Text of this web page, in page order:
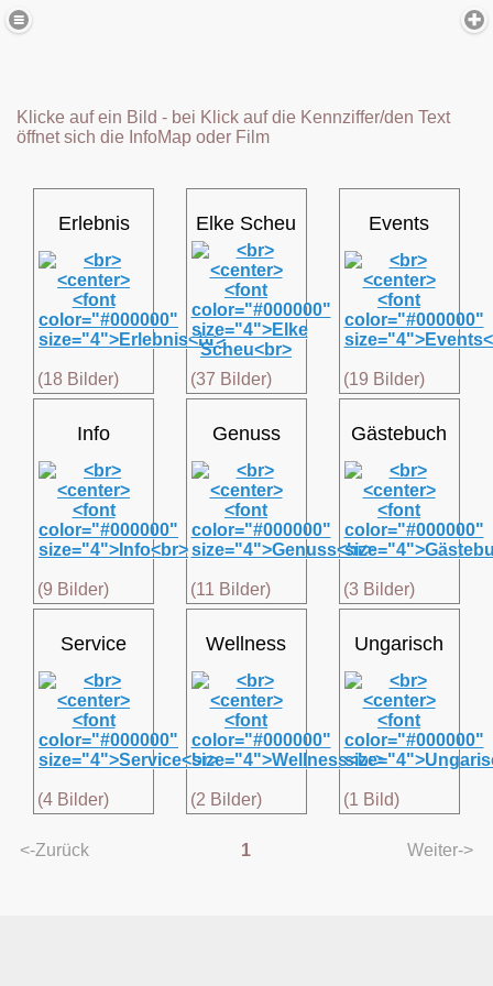
Klicke auf ein Bild - bei Klick auf die Kennziffer/den Text
öffnet sich die InfoMap oder Film
Erlebnis
(18 Bilder)
Elke Scheu
(37 Bilder)
Events
(19 Bilder)
Info
(9 Bilder)
Genuss
(11 Bilder)
Gästebuch
(3 Bilder)
Service
(4 Bilder)
Wellness
(2 Bilder)
Ungarisch
(1 Bild)
<-Zurück 1 Weiter->